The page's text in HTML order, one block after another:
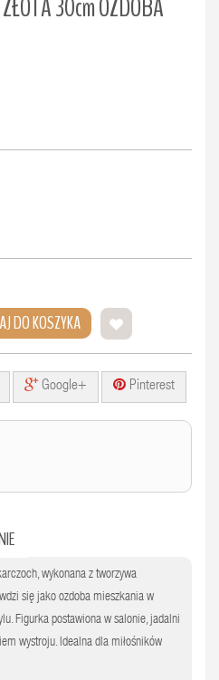
30cm OZDOBA
DO KOSZYKA
Google+ Pinterest
wykonana z tworzywa
się jako ozdoba mieszkania w
Figurka postawiona w salonie, jadalni
wystroju. Idealna dla miłośników